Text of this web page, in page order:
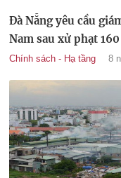
Đà Nẵng yêu cầu
Nam sau xử phạt
Chính sách - Hạ tầng 8